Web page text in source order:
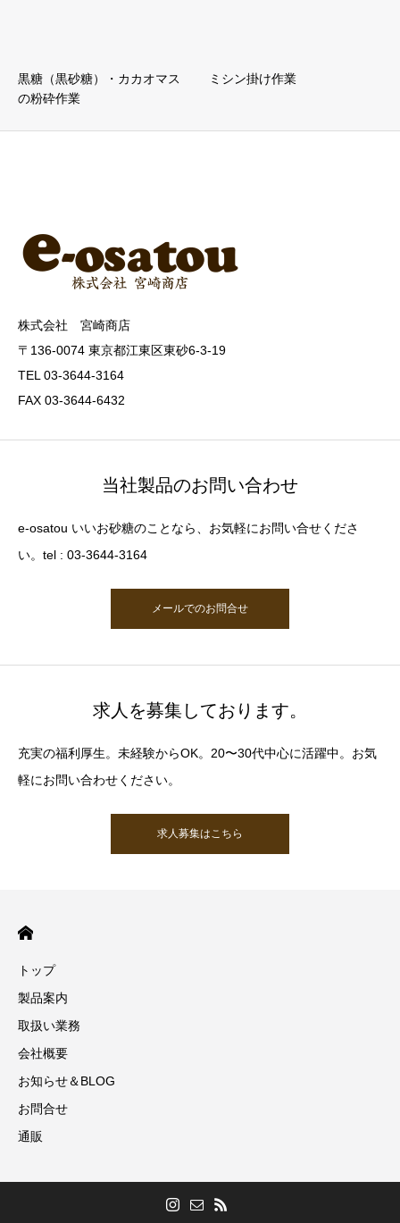
黒糖（黒砂糖）・カカオマス
の粉砕作業
ミシン掛け作業
株式会社 宮崎商店
〒136-0074 東京都江東区東砂6-3-19
TEL 03-3644-3164
FAX 03-3644-6432
当社製品のお問い合わせ
e-osatou いいお砂糖のことなら、お気軽にお問い合せくださ
い。tel : 03-3644-3164
メールでのお問合せ
求人を募集しております。
充実の福利厚生。未経験からOK。20〜30代中心に活躍中。お気
軽にお問い合わせください。
求人募集はこちら
トップ
製品案内
取扱い業務
会社概要
お知らせ＆BLOG
お問合せ
通販